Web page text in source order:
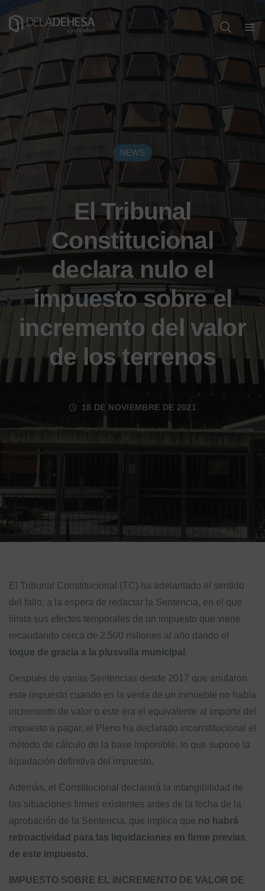
NEWS
El Tribunal
Constitucional
declara nulo el
impuesto sobre el
incremento del valor
de los terrenos
18 DE NOVIEMBRE DE 2021
El Tribunal Constitucional (TC) ha adelantado el sentido
del fallo, a la espera de redactar la Sentencia, en el que
limita sus efectos temporales de un impuesto que viene
recaudando cerca de 2.500 millones al año dando el
toque de gracia a la plusvalía municipal .
Después de varias Sentencias desde 2017 que anularon
este impuesto cuando en la venta de un inmueble no había
incremento de valor o este era el equivalente al importe del
impuesto a pagar, el Pleno ha declarado inconstitucional el
método de cálculo de la base imponible, lo que supone la
liquidación definitiva del impuesto.
Además, el Constitucional declarará la intangibilidad de
las situaciones firmes existentes antes de la fecha de la
aprobación de la Sentencia, que implica que no habrá
retroactividad para las liquidaciones en firme previas
de este impuesto.
IMPUESTO SOBRE EL INCREMENTO DE VALOR DE